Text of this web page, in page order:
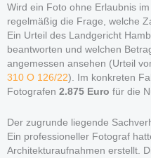
Wird ein Foto ohne Erlaubnis
regelmäßig die Frage, welche
Ein Urteil des Landgericht
beantworten und welchen
angemessen ansehen (Urteil
310 O 126/22). Im konkreten
Fotografen 2.875 Euro für die
Der zugrunde liegende
Ein professioneller Fotograf
Architekturaufnahmen erstellt.